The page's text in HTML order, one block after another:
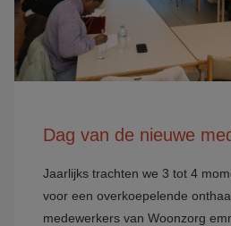
Dag van de nieuwe
Jaarlijks trachten we 3 tot 4
voor een overkoepelende
medewerkers van Woonzorg